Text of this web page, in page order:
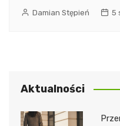
Damian Stępień 5
Aktualności